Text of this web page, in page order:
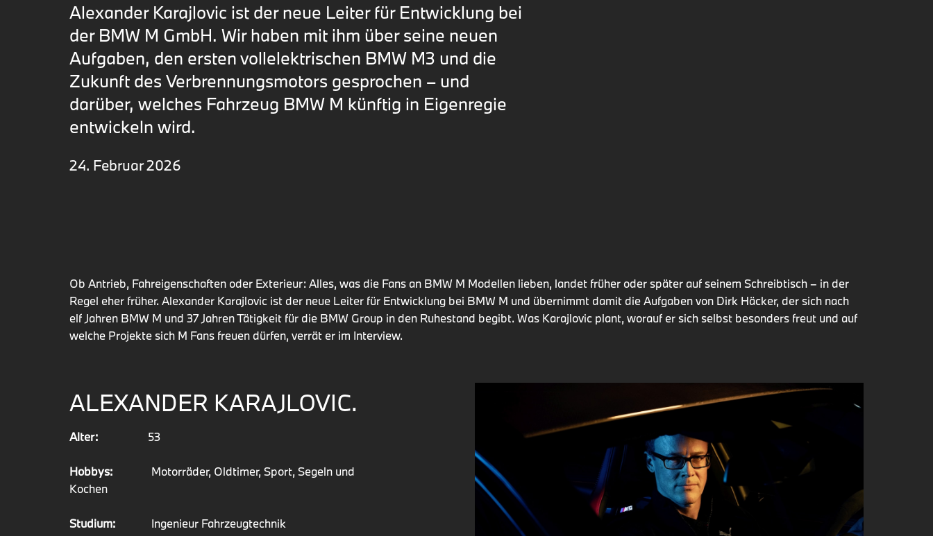
Alexander Karajlovic ist der neue Leiter für Entwicklung bei
der BMW M GmbH. Wir haben mit ihm über seine neuen
Aufgaben, den ersten vollelektrischen BMW M3 und die
Zukunft des Verbrennungsmotors gesprochen – und
darüber, welches Fahrzeug BMW M künftig in Eigenregie
entwickeln wird.
24. Februar 2026
Ob Antrieb, Fahreigenschaften oder Exterieur: Alles, was die Fans an BMW M Modellen lieben, landet früher oder später auf seinem Schreibtisch – in der
Regel eher früher. Alexander Karajlovic ist der neue Leiter für Entwicklung bei BMW M und übernimmt damit die Aufgaben von Dirk Häcker, der sich nach
elf Jahren BMW M und 37 Jahren Tätigkeit für die BMW Group in den Ruhestand begibt. Was Karajlovic plant, worauf er sich selbst besonders freut und auf
welche Projekte sich M Fans freuen dürfen, verrät er im Interview.
ALEXANDER KARAJLOVIC.
Alter: 53
Hobbys: Motorräder, Oldtimer, Sport, Segeln und
Kochen
Studium: Ingenieur Fahrzeugtechnik